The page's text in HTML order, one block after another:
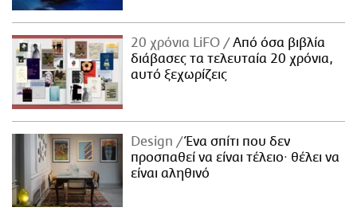
20 χρόνια LiFO
Από όσα βιβλία
διάβασες τα τελευταία 20 χρόνια,
αυτό ξεχωρίζεις
Design
Ένα σπίτι που δεν
προσπαθεί να είναι τέλειο· θέλει να
είναι αληθινό